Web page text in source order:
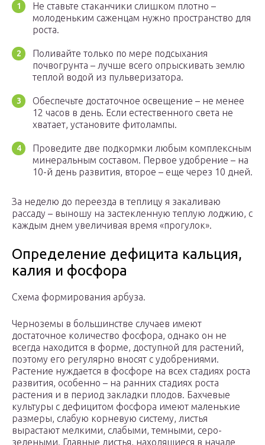
Не ставьте стаканчики слишком плотно –
молоденьким саженцам нужно пространство для
роста.
Поливайте только по мере подсыхания
почвогрунта – лучше всего опрыскивать землю
теплой водой из пульверизатора.
Обеспечьте достаточное освещение – не менее
12 часов в день. Если естественного света не
хватает, установите фитолампы.
Проведите две подкормки любым комплексным
минеральным составом. Первое удобрение – на
10-й день развития, второе – еще через 10 дней.
За неделю до переезда в теплицу я закаливаю
рассаду – выношу на застекленную теплую лоджию, с
каждым днем увеличивая время «прогулок».
Определение дефицита кальция,
калия и фосфора
Схема формирования арбуза.
Черноземы в большинстве случаев имеют
достаточное количество фосфора, однако он не
всегда находится в форме, доступной для растений,
поэтому его регулярно вносят с удобрениями.
Растение нуждается в фосфоре на всех стадиях роста
развития, особенно – на ранних стадиях роста
растения и в период закладки плодов. Бахчевые
культуры с дефицитом фосфора имеют маленькие
размеры, слабую корневую систему, листья
вырастают мелкими, слабыми, темными, серо-
зелеными. Главные листья, находящиеся в начале